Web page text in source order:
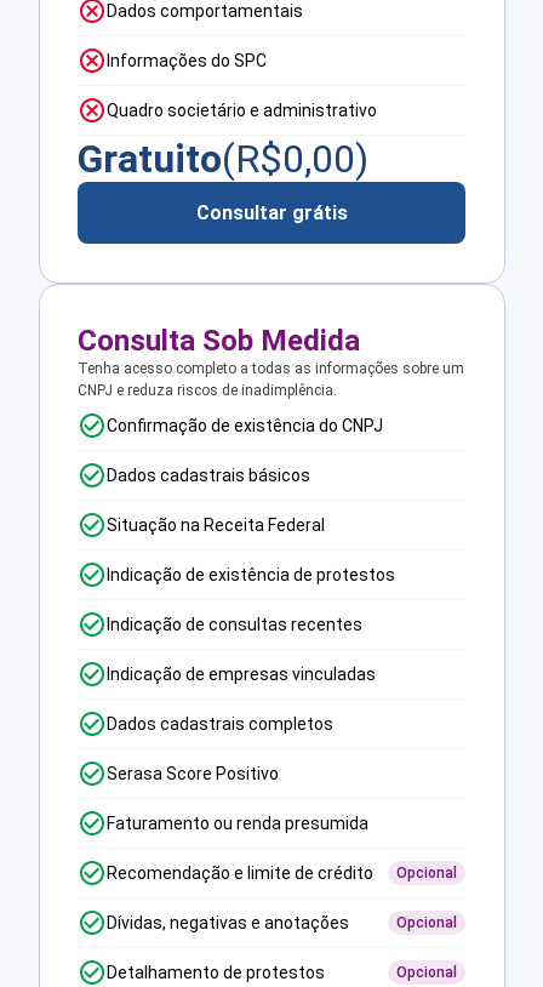
Dados comportamentais
Informações do SPC
Quadro societário e administrativo
Gratuito(R$0,00)
Consultar grátis
Consulta Sob Medida
Tenha acesso completo a todas as informações sobre um
CNPJ e reduza riscos de inadimplência.
Confirmação de existência do CNPJ
Dados cadastrais básicos
Situação na Receita Federal
Indicação de existência de protestos
Indicação de consultas recentes
Indicação de empresas vinculadas
Dados cadastrais completos
Serasa Score Positivo
Faturamento ou renda presumida
Recomendação e limite de crédito Opcional
Dívidas, negativas e anotações Opcional
Detalhamento de protestos Opcional